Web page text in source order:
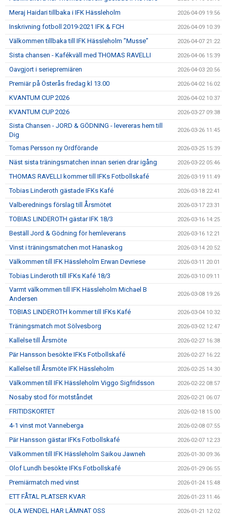
Meraj Haidari tillbaka i IFK Hässleholm 2026-04-09 19:56
Inskrivning fotboll 2019-2021 IFK & FCH 2026-04-09 10:39
Välkommen tillbaka till IFK Hässleholm ”Musse” 2026-04-07 21:22
Sista chansen - Kafékväll med THOMAS RAVELLI 2026-04-06 15:39
Oavgjort i seriepremiären 2026-04-03 20:56
Premiär på Österås fredag kl 13.00 2026-04-02 16:02
KVANTUM CUP 2026 2026-04-02 10:37
KVANTUM CUP 2026 2026-03-27 09:38
Sista Chansen - JORD & GÖDNING - levereras hem till
Dig
2026-03-26 11:45
Tomas Persson ny Ordförande 2026-03-25 15:39
Näst sista träningsmatchen innan serien drar igång 2026-03-22 05:46
THOMAS RAVELLI kommer till IFKs Fotbollskafé 2026-03-19 11:49
Tobias Linderoth gästade IFKs Kafé 2026-03-18 22:41
Valberednings förslag till Årsmötet 2026-03-17 23:31
TOBIAS LINDEROTH gästar IFK 18/3 2026-03-16 14:25
Beställ Jord & Gödning för hemleverans 2026-03-16 12:21
Vinst i träningsmatchen mot Hanaskog 2026-03-14 20:52
Välkommen till IFK Hässleholm Erwan Devriese 2026-03-11 20:01
Tobias Linderoth till IFKs Kafé 18/3 2026-03-10 09:11
Varmt välkommen till IFK Hässleholm Michael B
Andersen
2026-03-08 19:26
TOBIAS LINDEROTH kommer till IFKs Kafé 2026-03-04 10:32
Träningsmatch mot Sölvesborg 2026-03-02 12:47
Kallelse till Årsmöte 2026-02-27 16:38
Pär Hansson besökte IFKs Fotbollskafé 2026-02-27 16:22
Kallelse till Årsmöte IFK Hässleholm 2026-02-25 14:30
Välkommen till IFK Hässleholm Viggo Sigfridsson 2026-02-22 08:57
Nosaby stod för motståndet 2026-02-21 06:07
FRITIDSKORTET 2026-02-18 15:00
4-1 vinst mot Vanneberga 2026-02-08 07:55
Pär Hansson gästar IFKs Fotbollskafé 2026-02-07 12:23
Välkommen till IFK Hässleholm Saikou Jawneh 2026-01-30 09:36
Olof Lundh besökte IFKs Fotbollskafé 2026-01-29 06:55
Premiärmatch med vinst 2026-01-24 15:48
ETT FÅTAL PLATSER KVAR 2026-01-23 11:46
OLA WENDEL HAR LÄMNAT OSS 2026-01-21 12:02